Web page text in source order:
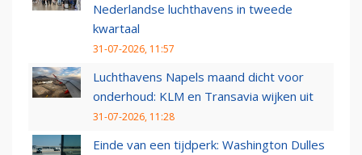
Nederlandse luchthavens in tweede
kwartaal
31-07-2026, 11:57
Luchthavens Napels maand dicht voor
onderhoud: KLM en Transavia wijken uit
31-07-2026, 11:28
Einde van een tijdperk: Washington Dulles